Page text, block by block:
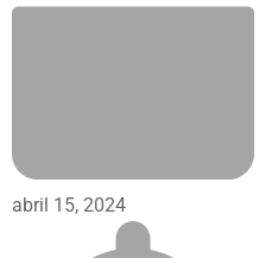
abril 15, 2024